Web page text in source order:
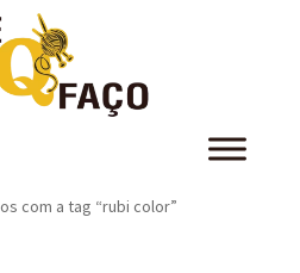
com a tag “rubi color”